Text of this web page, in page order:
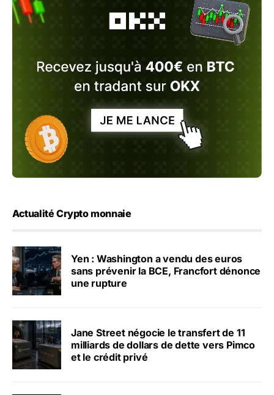
Actualité Crypto monnaie
Yen : Washington a vendu des euros
sans prévenir la BCE, Francfort dénonce
une rupture
Jane Street négocie le transfert de 11
milliards de dollars de dette vers Pimco
et le crédit privé